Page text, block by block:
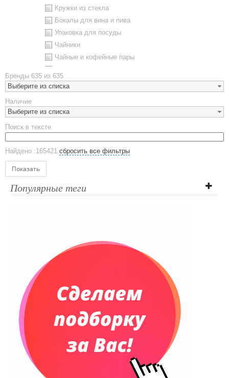
Кружки из стекла
Бокалы для вина и пива
Упаковка для посуды
Чайники
Чайные и кофейные пары
Наборы посуды
Предметы сервировки
Стаканы
Эко кружки
ЕВРОПОСУДА
Аксессуары
Ежедневники и блокноты
Датированные ежедневники
Планинги недатированные
Телефонные книжки
Сумки и Рюкзаки
Сумки для планшетов и ноутбуков
Рюкзаки
Конференц-сумки
Сумки для покупок промо
Несессеры и косметички
Бренды 635 из 635
Выберите из списка
Наличие
Выберите из списка
Поиск в тексте
Найдено :165421 сбросить все фильтры
Показать
Популярные теги